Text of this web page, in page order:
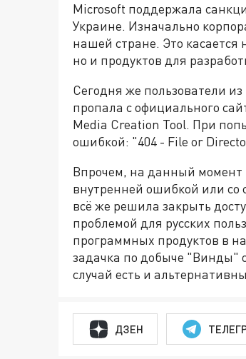
Microsoft поддержала
Украине. Изначально
нашей стране. Это касается
но и продуктов для
Сегодня же пользователи
пропала с официального
Media Creation Tool. При
ошибкой: "404 - File or
Впрочем, на данный момент
внутренней ошибкой или со
всё же решила закрыть
проблемой для русских
программных продуктов в
задачка по добыче "Винды"
случай есть и
ДЗЕН